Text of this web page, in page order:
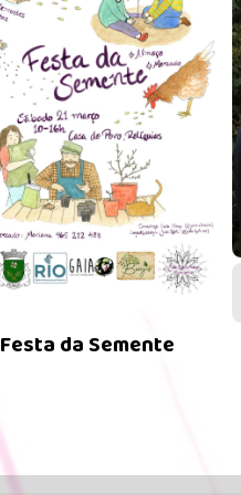
Festa da Semente